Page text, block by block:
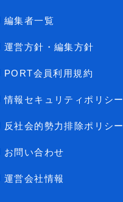
編集者一覧
運営方針・編集方針
PORT会員利用規約
情報セキュリティポリシー
反社会的勢力排除ポリシー
お問い合わせ
運営会社情報